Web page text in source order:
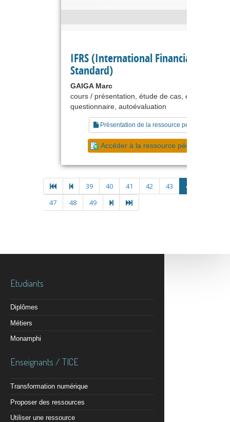
IFRS (International Financial
Standard)
GAIGA Marc
cours / présentation, étude de cas, exercice,
questionnaire, autoévaluation
Présentation de la ressource pédagogique
Accéder à la ressource pédagogique
39 40 41 42 43 44
47
48 49
Etudiants
Diplômes
Métiers
Monamphi
Enseignants / TICE
Transformation numérique
Proposer des ressources
Utiliser une ressource